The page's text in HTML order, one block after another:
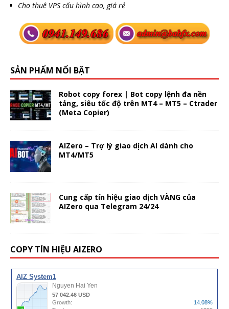
Cho thuê VPS cấu hình cao, giá rẻ
SẢN PHẨM NỔI BẬT
Robot copy forex | Bot copy lệnh đa nền
tảng, siêu tốc độ trên MT4 – MT5 – Ctrader
(Meta Copier)
AIZero – Trợ lý giao dịch AI dành cho
MT4/MT5
Cung cấp tín hiệu giao dịch VÀNG của
AIZero qua Telegram 24/24
COPY TÍN HIỆU AIZERO